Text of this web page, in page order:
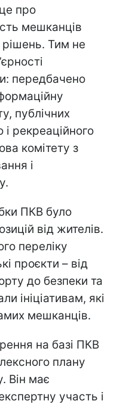
це про
мешканців
Тим не
передбачено
публічних
і рекреаційного
комітету з
і
ПКВ було
від жителів.
переліку
проєкти – від
до безпеки та
ініціативам, які
мешканців.
на базі ПКВ
плану
Він має
участь і